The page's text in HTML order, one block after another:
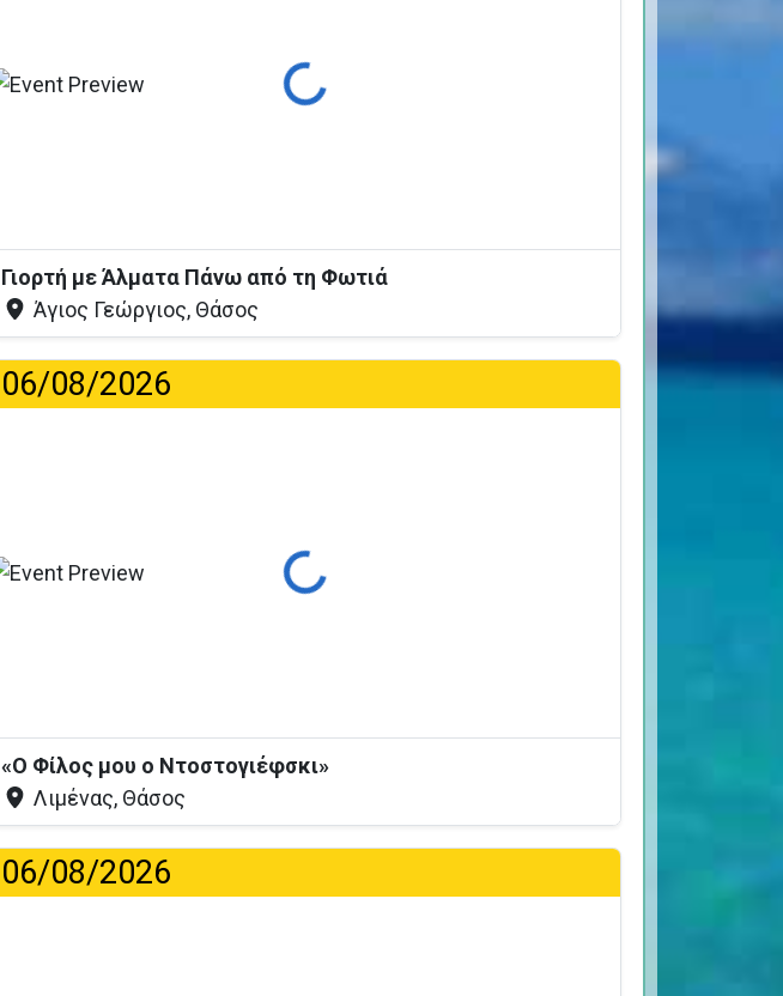
Φόρτωση...
Γιορτή με Άλματα Πάνω από τη Φωτιά
Άγιος Γεώργιος, Θάσος
06/08/2026
Φόρτωση...
«Ο Φίλος μου ο Ντοστογιέφσκι»
Λιμένας, Θάσος
06/08/2026